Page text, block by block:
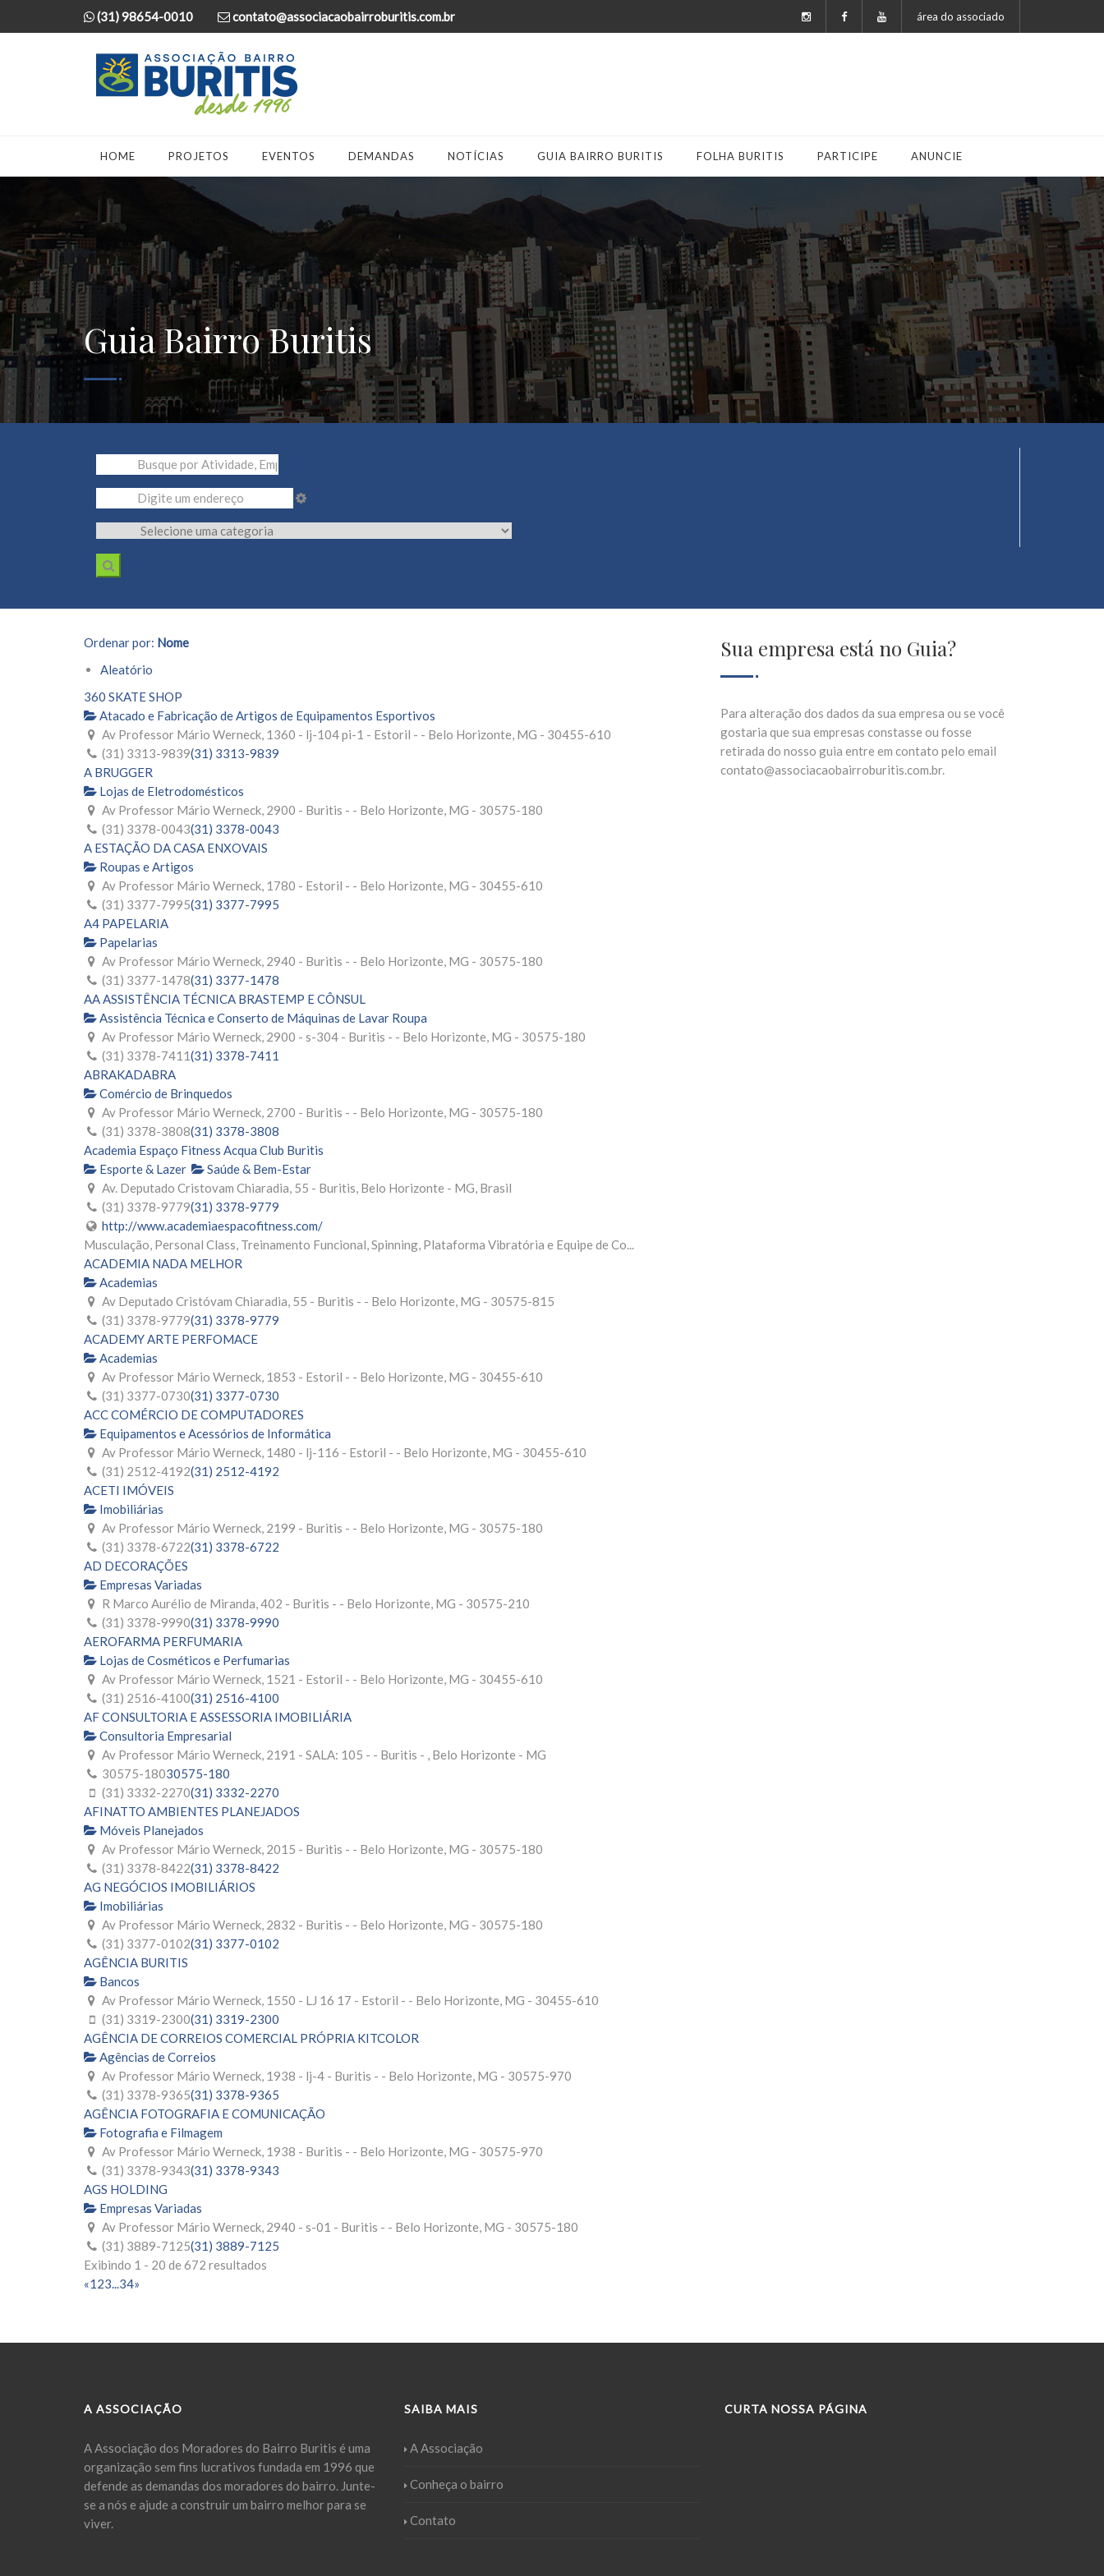
área do associado
(31) 98654-0010 contato@associacaobairroburitis.com.br
HOME PROJETOS EVENTOS DEMANDAS NOTÍCIAS GUIA BAIRRO BURITIS FOLHA BURITIS PARTICIPE ANUNCIE
Guia Bairro Buritis
Ordenar por: Nome
Aleatório
360 SKATE SHOP
Atacado e Fabricação de Artigos de Equipamentos Esportivos
Av Professor Mário Werneck, 1360 - lj-104 pi-1 - Estoril - - Belo Horizonte, MG - 30455-610
(31) 3313-9839(31) 3313-9839
A BRUGGER
Lojas de Eletrodomésticos
Av Professor Mário Werneck, 2900 - Buritis - - Belo Horizonte, MG - 30575-180
(31) 3378-0043(31) 3378-0043
A ESTAÇÃO DA CASA ENXOVAIS
Roupas e Artigos
Av Professor Mário Werneck, 1780 - Estoril - - Belo Horizonte, MG - 30455-610
(31) 3377-7995(31) 3377-7995
A4 PAPELARIA
Papelarias
Av Professor Mário Werneck, 2940 - Buritis - - Belo Horizonte, MG - 30575-180
(31) 3377-1478(31) 3377-1478
AA ASSISTÊNCIA TÉCNICA BRASTEMP E CÔNSUL
Assistência Técnica e Conserto de Máquinas de Lavar Roupa
Av Professor Mário Werneck, 2900 - s-304 - Buritis - - Belo Horizonte, MG - 30575-180
(31) 3378-7411(31) 3378-7411
ABRAKADABRA
Comércio de Brinquedos
Av Professor Mário Werneck, 2700 - Buritis - - Belo Horizonte, MG - 30575-180
(31) 3378-3808(31) 3378-3808
Academia Espaço Fitness Acqua Club Buritis
Esporte & Lazer
Saúde & Bem-Estar
Av. Deputado Cristovam Chiaradia, 55 - Buritis, Belo Horizonte - MG, Brasil
(31) 3378-9779(31) 3378-9779
http://www.academiaespacofitness.com/
Musculação, Personal Class, Treinamento Funcional, Spinning, Plataforma Vibratória e Equipe de Co...
ACADEMIA NADA MELHOR
Academias
Av Deputado Cristóvam Chiaradia, 55 - Buritis - - Belo Horizonte, MG - 30575-815
(31) 3378-9779(31) 3378-9779
ACADEMY ARTE PERFOMACE
Academias
Av Professor Mário Werneck, 1853 - Estoril - - Belo Horizonte, MG - 30455-610
(31) 3377-0730(31) 3377-0730
ACC COMÉRCIO DE COMPUTADORES
Equipamentos e Acessórios de Informática
Av Professor Mário Werneck, 1480 - lj-116 - Estoril - - Belo Horizonte, MG - 30455-610
(31) 2512-4192(31) 2512-4192
ACETI IMÓVEIS
Imobiliárias
Av Professor Mário Werneck, 2199 - Buritis - - Belo Horizonte, MG - 30575-180
(31) 3378-6722(31) 3378-6722
AD DECORAÇÕES
Empresas Variadas
R Marco Aurélio de Miranda, 402 - Buritis - - Belo Horizonte, MG - 30575-210
(31) 3378-9990(31) 3378-9990
AEROFARMA PERFUMARIA
Lojas de Cosméticos e Perfumarias
Av Professor Mário Werneck, 1521 - Estoril - - Belo Horizonte, MG - 30455-610
(31) 2516-4100(31) 2516-4100
AF CONSULTORIA E ASSESSORIA IMOBILIÁRIA
Consultoria Empresarial
Av Professor Mário Werneck, 2191 - SALA: 105 - - Buritis - , Belo Horizonte - MG
30575-18030575-180
(31) 3332-2270(31) 3332-2270
AFINATTO AMBIENTES PLANEJADOS
Móveis Planejados
Av Professor Mário Werneck, 2015 - Buritis - - Belo Horizonte, MG - 30575-180
(31) 3378-8422(31) 3378-8422
AG NEGÓCIOS IMOBILIÁRIOS
Imobiliárias
Av Professor Mário Werneck, 2832 - Buritis - - Belo Horizonte, MG - 30575-180
(31) 3377-0102(31) 3377-0102
AGÊNCIA BURITIS
Bancos
Av Professor Mário Werneck, 1550 - LJ 16 17 - Estoril - - Belo Horizonte, MG - 30455-610
(31) 3319-2300(31) 3319-2300
AGÊNCIA DE CORREIOS COMERCIAL PRÓPRIA KITCOLOR
Agências de Correios
Av Professor Mário Werneck, 1938 - lj-4 - Buritis - - Belo Horizonte, MG - 30575-970
(31) 3378-9365(31) 3378-9365
AGÊNCIA FOTOGRAFIA E COMUNICAÇÃO
Fotografia e Filmagem
Av Professor Mário Werneck, 1938 - Buritis - - Belo Horizonte, MG - 30575-970
(31) 3378-9343(31) 3378-9343
AGS HOLDING
Empresas Variadas
Av Professor Mário Werneck, 2940 - s-01 - Buritis - - Belo Horizonte, MG - 30575-180
(31) 3889-7125(31) 3889-7125
Exibindo 1 - 20 de 672 resultados
«123...34»
Sua empresa está no Guia?
Para alteração dos dados da sua empresa ou se você
gostaria que sua empresas constasse ou fosse
retirada do nosso guia entre em contato pelo email
contato@associacaobairroburitis.com.br.
A ASSOCIAÇÃO
A Associação dos Moradores do Bairro Buritis é uma
organização sem fins lucrativos fundada em 1996 que
defende as demandas dos moradores do bairro. Junte-
se a nós e ajude a construir um bairro melhor para se
viver.
SAIBA MAIS
A Associação
Conheça o bairro
Contato
CURTA NOSSA PÁGINA